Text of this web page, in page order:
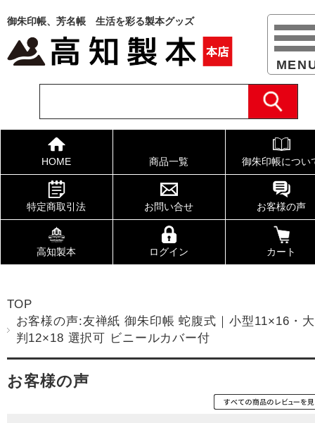
御朱印帳、芳名帳 生活を彩る製本グッズ
HOME 商品一覧 御朱印帳につい
特定商取引法 お問い合せ お客様の声
高知製本 ログイン カート
TOP
お客様の声:友禅紙 御朱印帳 蛇腹式｜小型11×16・大
判12×18 選択可 ビニールカバー付
お客様の声